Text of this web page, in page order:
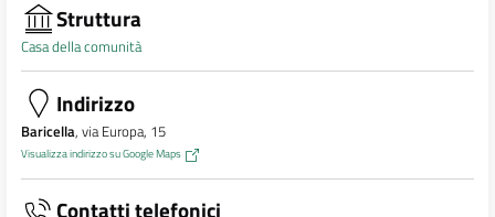
Struttura
Casa della comunità
Indirizzo
Baricella, via Europa, 15
Visualizza indirizzo su Google Maps
Contatti telefonici